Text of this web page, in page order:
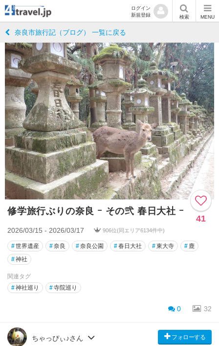
ログイン
新規登録
検索 MENU
奈良市旅行記（ブログ） 一覧に戻る
修学旅行ぶりの奈良 ｰ その弐 春日大社 ｰ
41
2026/03/15 - 2026/03/17 906位(同エリア6134件中)
#世界遺産 #奈良 #奈良公園 #春日大社 #東大寺 # 鹿
#神社
関連タグ
#神社巡り #寺院巡り
0 32
ちゃっぴぃ♪さん フォローする